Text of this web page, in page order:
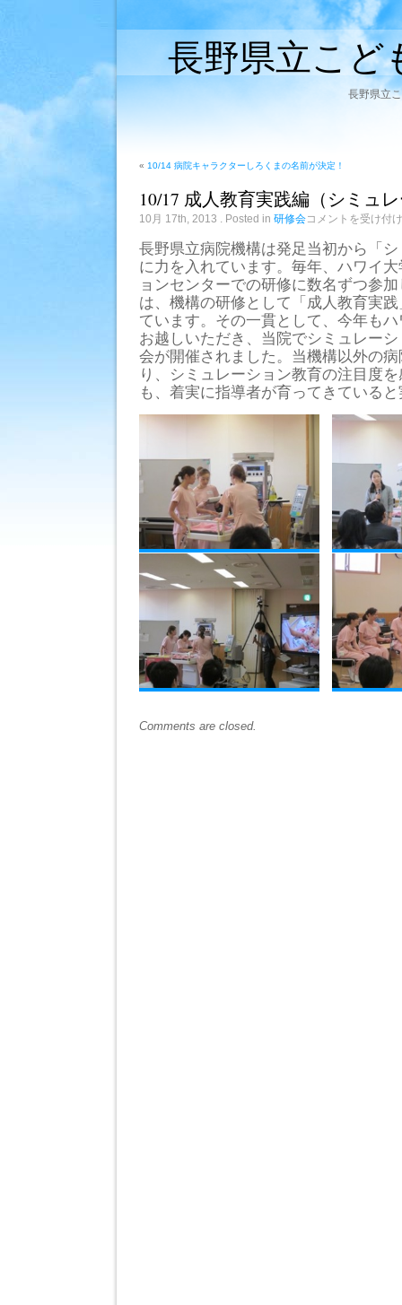
長野県立こど
長野県立
« 10/14 病院キャラクターしろくまの名前が決定！
10/17 成人教育実践編（シミュ
10月 17th, 2013 . Posted in 研修会10/17
教
育
実
践
編
（シ
ミ
ュ
レ
ー
シ
ョ
研
コメントを受け付
長野県立病院機構は発足当初から「
に力を入れています。毎年、ハワイ
ョンセンターでの研修に数名ずつ参
は、機構の研修として「成人教育実
ています。その一貫として、今年も
お越しいただき、当院でシミュレー
会が開催されました。当機構以外の
り、シミュレーション教育の注目度
も、着実に指導者が育ってきている
Comments are closed.